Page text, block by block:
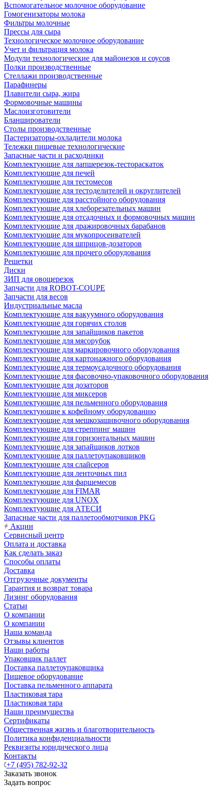
Вспомогательное молочное оборудование
Гомогенизаторы молока
Фильтры молочные
Прессы для сыра
Технологическое молочное оборудование
Учет и фильтрация молока
Модули технологические для майонезов и соусов
Полки производственные
Стеллажи производственные
Парафинеры
Плавители сыра, жира
Формовочные машины
Маслоизготовители
Бланширователи
Столы производственные
Пастеризаторы-охладители молока
Тележки пищевые технологические
Запасные части и расходники
Комплектующие для лапшерезок-тестораскаток
Комплектующие для печей
Комплектующие для тестомесов
Комплектующие для тестоделителей и округлителей
Комплектующие для расстойного оборудования
Комплектующие для хлеборезательных машин
Комплектующие для отсадочных и формовочных машин
Комплектующие для дражировочных барабанов
Комплектующие для мукопросеивателей
Комплектующие для шприцов-дозаторов
Комплектующие для прочего оборудования
Решетки
Диски
ЗИП для овощерезок
Запчасти для ROBOT-COUPE
Запчасти для весов
Индустриальные масла
Комплектующие для вакуумного оборудования
Комплектующие для горячих столов
Комплектующие для запайщиков пакетов
Комплектующие для мясорубок
Комплектующие для маркировочного оборудования
Комплектующие для картонажного оборудования
Комплектующие для термоусадочного оборудования
Комплектующие для фасовочно-упаковочного оборудования
Комплектующие для дозаторов
Комплектующие для миксеров
Комплектующие для пельменного оборудования
Комплектующие к кофейному оборудованию
Комплектующие для мешкозашивочного оборудования
Комплектующие для стреппинг машин
Комплектующие для горизонтальных машин
Комплектующие для запайщиков лотков
Комплектующие для паллетоупаковщиков
Комплектующие для слайсеров
Комплектующие для ленточных пил
Комплектующие для фаршемесов
Комплектующие для FIMAR
Комплектующие для UNOX
Комплектующие для АТЕСИ
Запасные части для паллетообмотчиков PKG
Акции
Сервисный центр
Оплата и доставка
Как сделать заказ
Способы оплаты
Доставка
Отгрузочные документы
Гарантия и возврат товара
Лизинг оборудования
Статьи
О компании
О компании
Наша команда
Отзывы клиентов
Наши работы
Упаковщик паллет
Поставка паллетоупаковщика
Пищевое оборудование
Поставка пельменного аппарата
Пластиковая тара
Пластиковая тара
Наши преимущества
Сертификаты
Общественная жизнь и благотворительность
Политика конфиденциальности
Реквизиты юридического лица
Контакты
+7 (495) 782-92-32
Заказать звонок
Задать вопрос